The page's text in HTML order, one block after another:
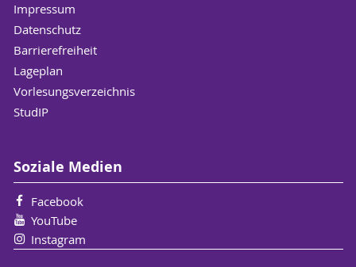
Impressum
Datenschutz
Barrierefreiheit
Lageplan
Vorlesungsverzeichnis
StudIP
Soziale Medien
Facebook
YouTube
Instagram